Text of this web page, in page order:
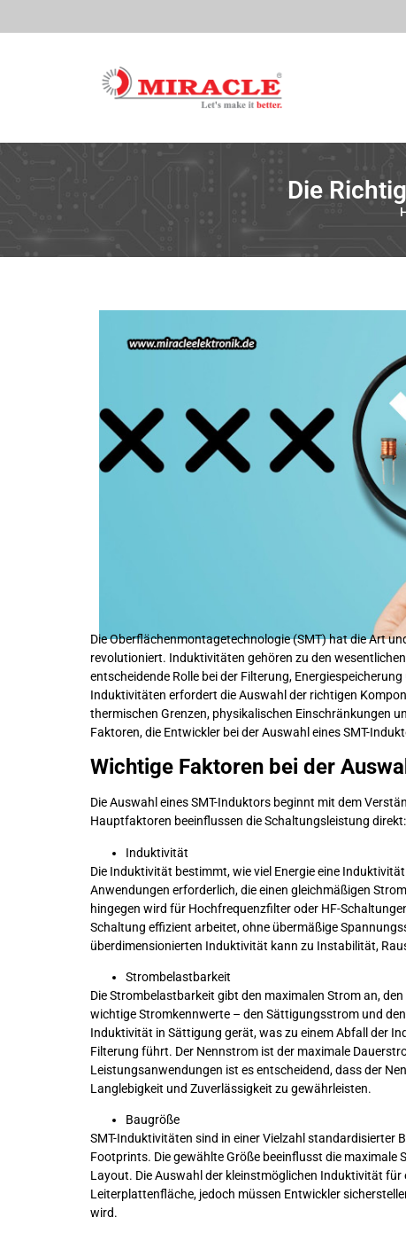
Die
Die Oberflächenmontagetechnologie (SMT) hat die Art
revolutioniert. Induktivitäten gehören zu den
entscheidende Rolle bei der Filterung,
Induktivitäten erfordert die Auswahl der richtigen
thermischen Grenzen, physikalischen Einschränkungen
Faktoren, die Entwickler bei der Auswahl eines SMT-
Wichtige Faktoren bei der
Die Auswahl eines SMT-Induktors beginnt mit dem
Hauptfaktoren beeinflussen die Schaltungsleistung
Induktivität
Die Induktivität bestimmt, wie viel Energie eine
Anwendungen erforderlich, die einen gleichmäßigen
hingegen wird für Hochfrequenzfilter oder HF-
Schaltung effizient arbeitet, ohne übermäßige
überdimensionierten Induktivität kann zu Instabilität,
Strombelastbarkeit
Die Strombelastbarkeit gibt den maximalen Strom an,
wichtige Stromkennwerte – den Sättigungsstrom und
Induktivität in Sättigung gerät, was zu einem Abfall der
Filterung führt. Der Nennstrom ist der maximale
Leistungsanwendungen ist es entscheidend, dass der
Langlebigkeit und Zuverlässigkeit zu gewährleisten.
Baugröße
SMT-Induktivitäten sind in einer Vielzahl standardisierter
Footprints. Die gewählte Größe beeinflusst die
Layout. Die Auswahl der kleinstmöglichen Induktivität
Leiterplattenfläche, jedoch müssen Entwickler
wird.